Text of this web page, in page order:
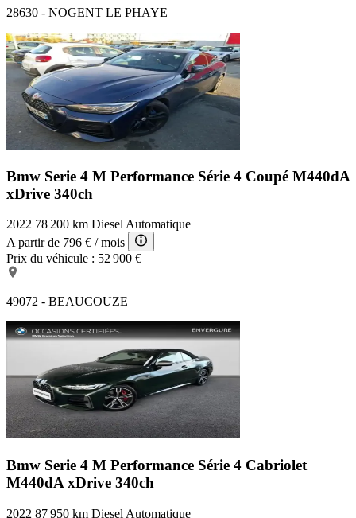
28630 - NOGENT LE PHAYE
Bmw Serie 4 M Performance Série 4 Coupé M440dA
xDrive 340ch
2022 78 200 km Diesel Automatique
A partir de 796 € / mois
Prix du véhicule : 52 900 €
49072 - BEAUCOUZE
Bmw Serie 4 M Performance Série 4 Cabriolet
M440dA xDrive 340ch
2022 87 950 km Diesel Automatique